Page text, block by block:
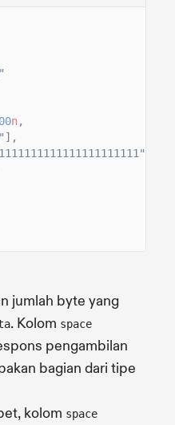
n,
],
jumlah byte yang
. Kolom space
pengambilan
bagian dari tipe
kolom space